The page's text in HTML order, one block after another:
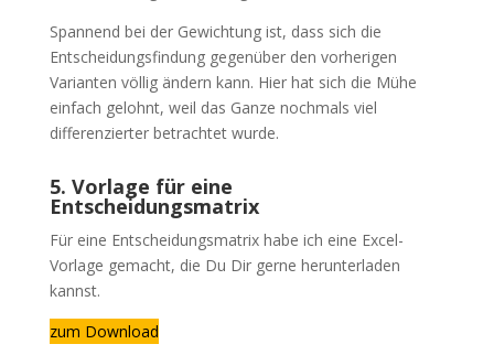
Spannend bei der Gewichtung ist, dass sich die
Entscheidungsfindung gegenüber den vorherigen
Varianten völlig ändern kann. Hier hat sich die Mühe
einfach gelohnt, weil das Ganze nochmals viel
differenzierter betrachtet wurde.
5. Vorlage für eine
Entscheidungsmatrix
Für eine Entscheidungsmatrix habe ich eine Excel-
Vorlage gemacht, die Du Dir gerne herunterladen
kannst.
zum Download